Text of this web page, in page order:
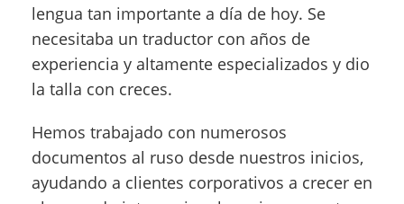
lengua tan importante a día de hoy. Se
necesitaba un traductor con años de
experiencia y altamente especializados y dio
la talla con creces.
Hemos trabajado con numerosos
documentos al ruso desde nuestros inicios,
ayudando a clientes corporativos a crecer en